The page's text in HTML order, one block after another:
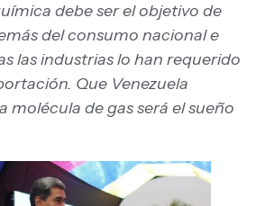
debe ser el objetivo de
del consumo nacional e
las industrias lo han requerido
Que Venezuela
molécula de gas será el sueño